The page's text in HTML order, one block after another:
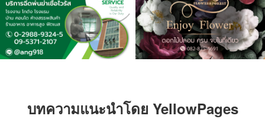
บทความแนะนำโดย YellowPages